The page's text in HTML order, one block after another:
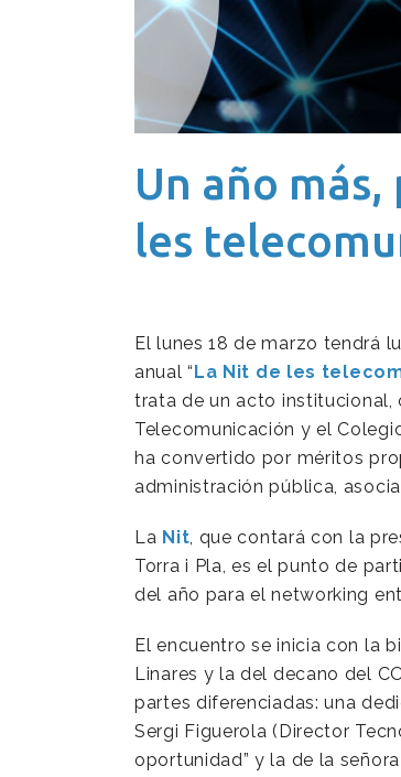
Un año
les
El lunes 18 de marzo tendrá
anual “La Nit de les
trata de un acto institucional,
Telecomunicación y el
ha convertido por méritos
administración pública,
La Nit, que contará con la
Torra i Pla, es el punto de
del año para el networking
El encuentro se inicia con la
Linares y la del decano del
partes diferenciadas: una
Sergi Figuerola (Director
oportunidad” y la de la